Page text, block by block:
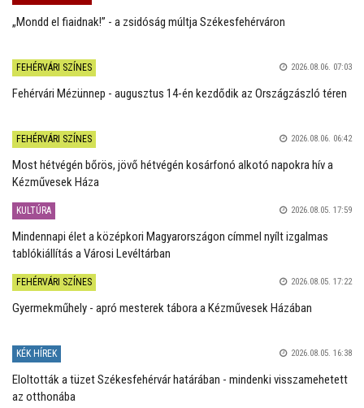
„Mondd el fiaidnak!” - a zsidóság múltja Székesfehérváron
FEHÉRVÁRI SZÍNES 2026.08.06. 07:03
Fehérvári Mézünnep - augusztus 14-én kezdődik az Országzászló téren
FEHÉRVÁRI SZÍNES 2026.08.06. 06:42
Most hétvégén bőrös, jövő hétvégén kosárfonó alkotó napokra hív a
Kézművesek Háza
KULTÚRA 2026.08.05. 17:59
Mindennapi élet a középkori Magyarországon címmel nyílt izgalmas
tablókiállítás a Városi Levéltárban
FEHÉRVÁRI SZÍNES 2026.08.05. 17:22
Gyermekműhely - apró mesterek tábora a Kézművesek Házában
KÉK HÍREK 2026.08.05. 16:38
Eloltották a tüzet Székesfehérvár határában - mindenki visszamehetett
az otthonába